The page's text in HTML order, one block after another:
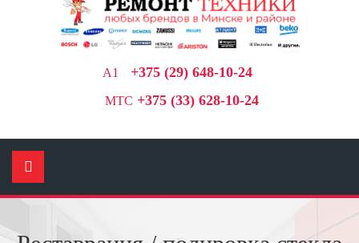
A1 +375 (29) 648-10-24
МТС +375 (33) 628-10-24